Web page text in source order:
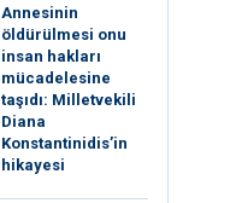
Annesinin
öldürülmesi onu
insan hakları
mücadelesine
taşıdı: Milletvekili
Diana
Konstantinidis’in
hikayesi